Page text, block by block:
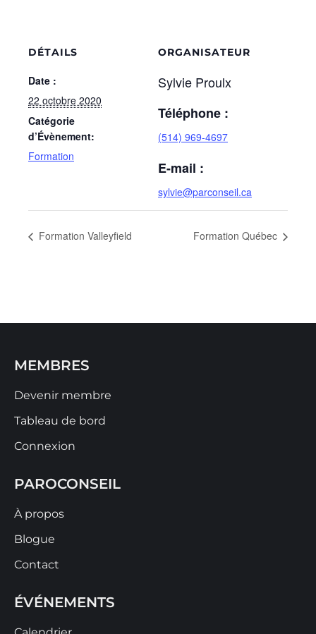
DÉTAILS
Date :
22 octobre 2020
Catégorie
d’Évènement:
Formation
ORGANISATEUR
Sylvie Proulx
Téléphone :
(514) 969-4697
E-mail :
sylvie@parconseil.ca
Formation Valleyfield Formation Québec
MEMBRES
Devenir membre
Tableau de bord
Connexion
PAROCONSEIL
À propos
Blogue
Contact
ÉVÉNEMENTS